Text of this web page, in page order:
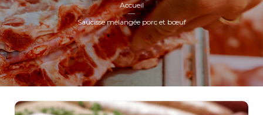
Accueil
Saucisse mélangée porc et bœuf